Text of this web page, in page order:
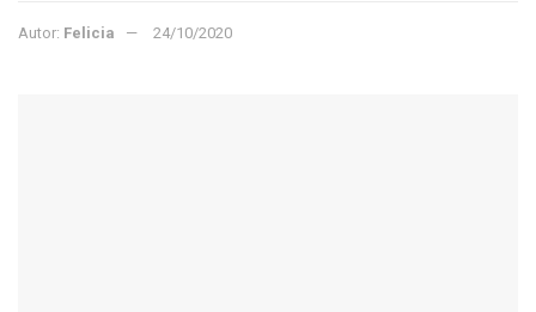
Autor: Felicia 24/10/2020